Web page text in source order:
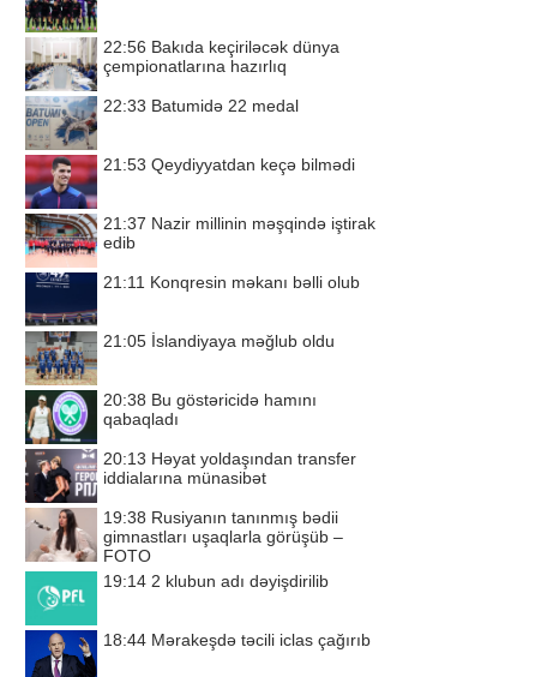
22:56 Bakıda keçiriləcək dünya
çempionatlarına hazırlıq
22:33 Batumidə 22 medal
21:53 Qeydiyyatdan keçə bilmədi
21:37 Nazir millinin məşqində iştirak
edib
21:11 Konqresin məkanı bəlli olub
21:05 İslandiyaya məğlub oldu
20:38 Bu göstəricidə hamını
qabaqladı
20:13 Həyat yoldaşından transfer
iddialarına münasibət
19:38 Rusiyanın tanınmış bədii
gimnastları uşaqlarla görüşüb –
FOTO
19:14 2 klubun adı dəyişdirilib
18:44 Mərakeşdə təcili iclas çağırıb